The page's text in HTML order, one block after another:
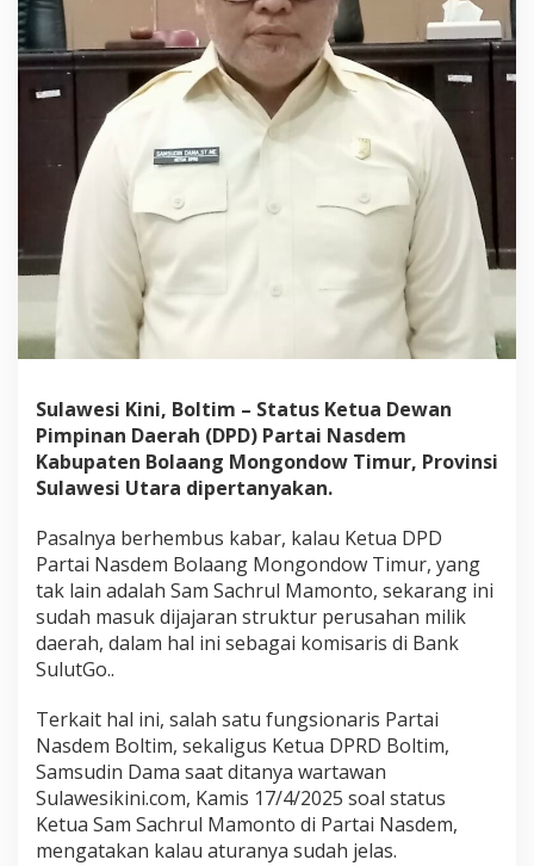
T
e
r
k
i
i
d
h
H
u
n
Sulawesi Kini, Boltim – Status Ketua Dewan
Pimpinan Daerah (DPD) Partai Nasdem
Kabupaten Bolaang Mongondow Timur, Provinsi
Sulawesi Utara dipertanyakan.
Pasalnya berhembus kabar, kalau Ketua DPD
Partai Nasdem Bolaang Mongondow Timur, yang
tak lain adalah Sam Sachrul Mamonto, sekarang ini
sudah masuk dijajaran struktur perusahan milik
daerah, dalam hal ini sebagai komisaris di Bank
SulutGo..
Terkait hal ini, salah satu fungsionaris Partai
Nasdem Boltim, sekaligus Ketua DPRD Boltim,
Samsudin Dama saat ditanya wartawan
Sulawesikini.com, Kamis 17/4/2025 soal status
Ketua Sam Sachrul Mamonto di Partai Nasdem,
mengatakan kalau aturanya sudah jelas.